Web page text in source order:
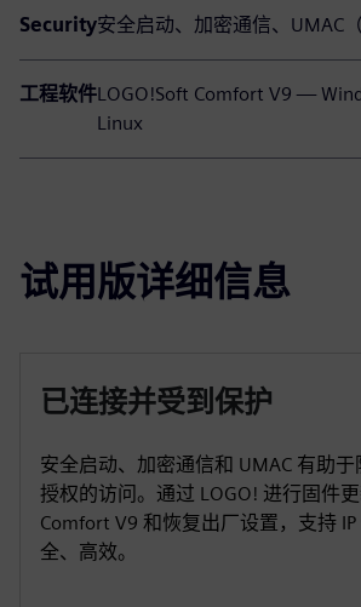
Security安全启动、加密通信、UMAC
工程软件LOGO!Soft Comfort V9 —
Linux
试用版详细信息
已连接并受到保护
安全启动、加密通信和 UMAC 有助
授权的访问。通过 LOGO! 进行固件
Comfort V9 和恢复出厂设置，支持
全、高效。